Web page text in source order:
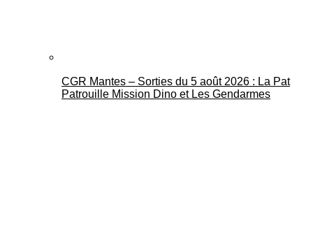
CGR Mantes – Sorties du 5 août 2026 : La Pat
Patrouille Mission Dino et Les Gendarmes